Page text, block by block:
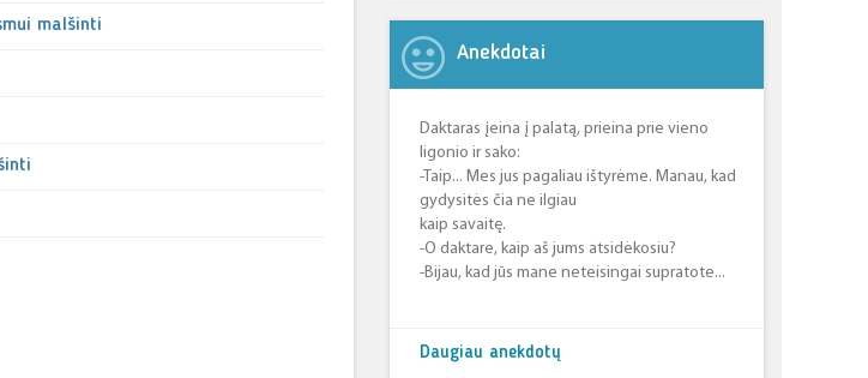
malšinti
Anekdotai
Daktaras įeina į palatą, prieina prie vieno
ligonio ir sako:
-Taip... Mes jus pagaliau ištyrėme. Manau, kad
gydysitės čia ne ilgiau
kaip savaitę.
-O daktare, kaip aš jums atsidėkosiu?
-Bijau, kad jūs mane neteisingai supratote...
Daugiau anekdotų